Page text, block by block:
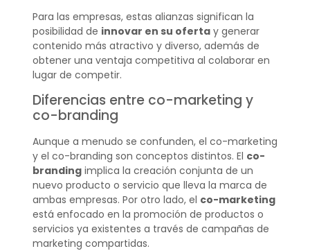
Para las empresas, estas alianzas significan la
posibilidad de innovar en su ofertay generar
contenido más atractivo y diverso, además de
obtener una ventaja competitiva al colaborar en
lugar de competir.
Diferencias entre co-marketing y
co-branding
Aunque a menudo se confunden, el co-marketing
y el co-branding son conceptos distintos. El co-
brandingimplica la creación conjunta de un
nuevo producto o servicio que lleva la marca de
ambas empresas. Por otro lado, el co-marketing
está enfocado en la promoción de productos o
servicios ya existentes a través de campañas de
marketing compartidas.